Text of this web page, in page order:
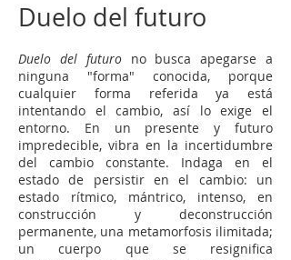
Duelo del futuro
Duelo del futurono busca apegarse a
ninguna "forma" conocida, porque
cualquier forma referida ya está
intentando el cambio, así lo exige el
entorno. En un presente y futuro
impredecible, vibra en la incertidumbre
del cambio constante. Indaga en el
estado de persistir en el cambio: un
estado rítmico, mántrico, intenso, en
construcción y deconstrucción
permanente, una metamorfosis ilimitada;
un cuerpo que se resignifica